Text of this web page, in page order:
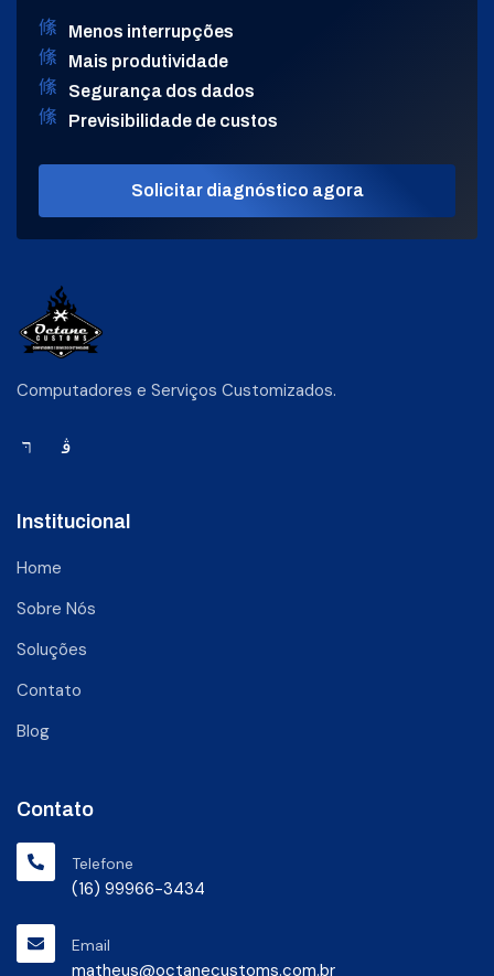
Menos interrupções
Mais produtividade
Segurança dos dados
Previsibilidade de custos
Solicitar diagnóstico agora
Computadores e Serviços Customizados.
Institucional
Home
Sobre Nós
Soluções
Contato
Blog
Contato
Telefone
(16) 99966-3434
Email
matheus@octanecustoms.com.br